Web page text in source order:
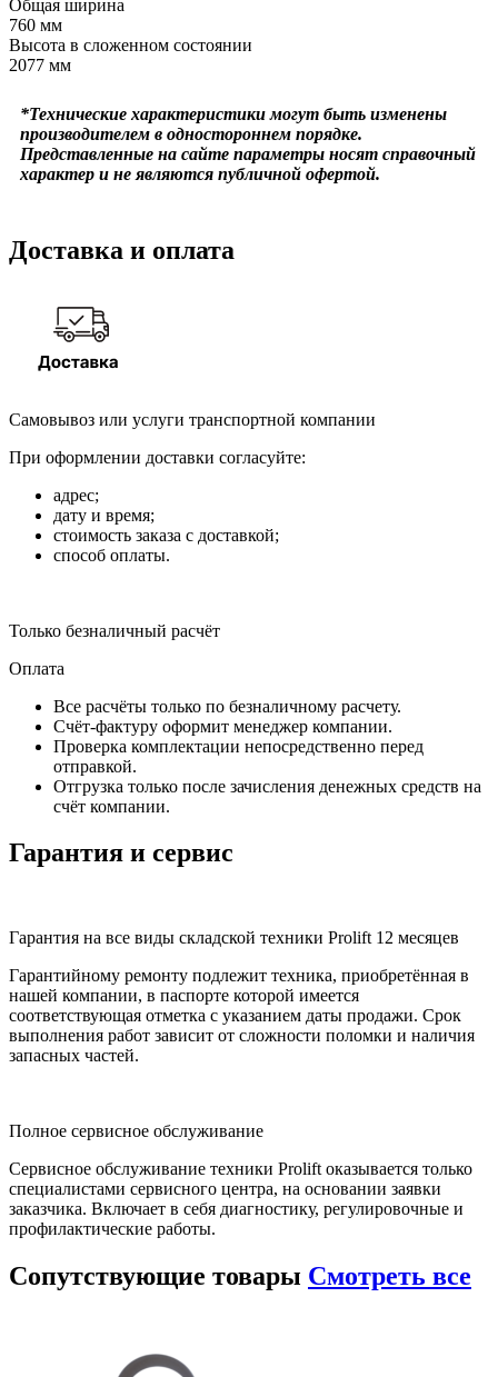
Общая ширина
760 мм
Высота в сложенном состоянии
2077 мм
*Технические характеристики могут быть изменены
производителем в одностороннем порядке.
Представленные на сайте параметры носят справочный
характер и не являются публичной офертой.
Доставка и оплата
Самовывоз или услуги транспортной компании
При оформлении доставки согласуйте:
адрес;
дату и время;
стоимость заказа с доставкой;
способ оплаты.
Только безналичный расчёт
Оплата
Все расчёты только по безналичному расчету.
Счёт-фактуру оформит менеджер компании.
Проверка комплектации непосредственно перед
отправкой.
Отгрузка только после зачисления денежных средств на
счёт компании.
Гарантия и сервис
Гарантия на все виды складской техники Prolift 12 месяцев
Гарантийному ремонту подлежит техника, приобретённая в
нашей компании, в паспорте которой имеется
соответствующая отметка с указанием даты продажи. Срок
выполнения работ зависит от сложности поломки и наличия
запасных частей.
Полное сервисное обслуживание
Сервисное обслуживание техники Prolift оказывается только
специалистами сервисного центра, на основании заявки
заказчика. Включает в себя диагностику, регулировочные и
профилактические работы.
Сопутствующие товары Смотреть все